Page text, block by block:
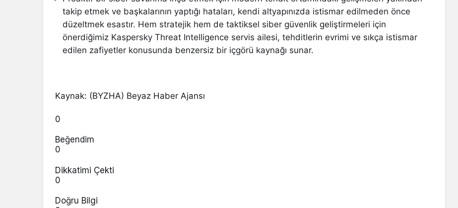
takip etmek ve başkalarının yaptığı hataları, kendi altyapınızda istismar edilmeden önce
düzeltmek esastır. Hem stratejik hem de taktiksel siber güvenlik geliştirmeleri için
önerdiğimiz Kaspersky Threat Intelligence servis ailesi, tehditlerin evrimi ve sıkça istismar
edilen zafiyetler konusunda benzersiz bir içgörü kaynağı sunar.
Kaynak: (BYZHA) Beyaz Haber Ajansı
0
Beğendim
0
Dikkatimi Çekti
0
Doğru Bilgi